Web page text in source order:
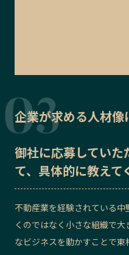
企業が求める人材像
御社に応募していた
て、具体的に教えて
不動産業を経験されている
くのではなく小さな組織で
なビジネスを動かすことで